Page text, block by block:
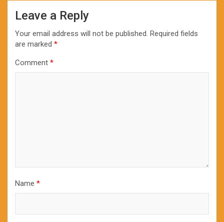
Leave a Reply
Your email address will not be published. Required fields
are marked *
Comment *
Name *